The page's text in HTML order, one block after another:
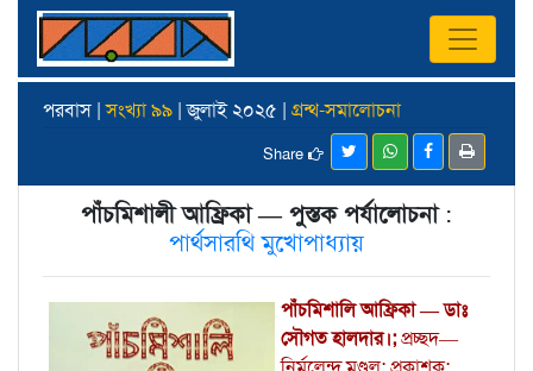
পরবাস |সংখ্যা ৯৯ | জুলাই ২০২৫ | গ্রন্থ-সমালোচনা
Share
পাঁচমিশালী আফ্রিকা — পুস্তক পর্যালোচনা :
পার্থসারথি মুখোপাধ্যায়
পাঁচমিশালি আফ্রিকা — ডাঃ
সৌগত হালদার।;প্রচ্ছদ—